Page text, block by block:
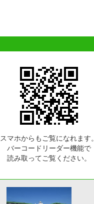
スマホからもご覧になれます。
バーコードリーダー機能で
読み取ってご覧ください。